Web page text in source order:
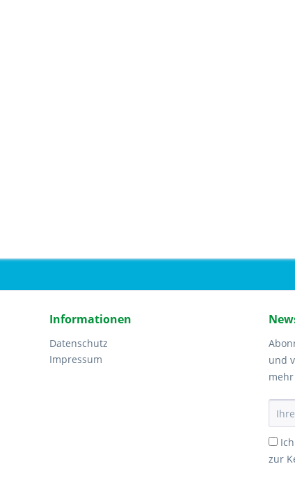
Informationen
Datenschutz
Impressum
und
zur